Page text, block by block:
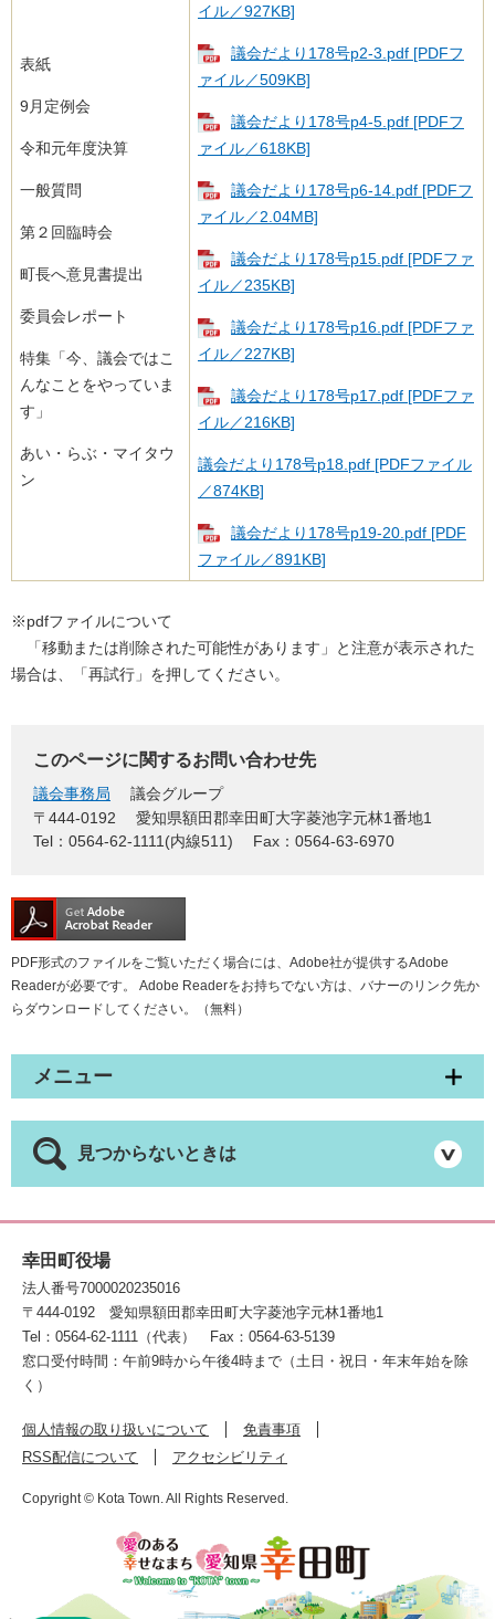
表紙
9月定例会
令和元年度決算
一般質問
第２回臨時会
町長へ意見書提出
委員会レポート
特集「今、議会ではこ
んなことをやっていま
す」
あい・らぶ・マイタウ
ン
イル／927KB]
議会だより178号p2-3.pdf [PDFフ
ァイル／509KB]
議会だより178号p4-5.pdf [PDFフ
ァイル／618KB]
議会だより178号p6-14.pdf [PDFフ
ァイル／2.04MB]
議会だより178号p15.pdf [PDFファ
イル／235KB]
議会だより178号p16.pdf [PDFファ
イル／227KB]
議会だより178号p17.pdf [PDFファ
イル／216KB]
議会だより178号p18.pdf [PDFファイル
／874KB]
議会だより178号p19-20.pdf [PDF
ファイル／891KB]
※pdfファイルについて
「移動または削除された可能性があります」と注意が表示された
場合は、「再試行」を押してください。
このページに関するお問い合わせ先
議会事務局
議会グループ
〒444-0192
愛知県額田郡幸田町大字菱池字元林1番地1
Tel：0564-62-1111(内線511)
Fax：0564-63-6970
PDF形式のファイルをご覧いただく場合には、Adobe社が提供するAdobe
Readerが必要です。
Adobe Readerをお持ちでない方は、バナーのリンク先か
らダウンロードしてください。（無料）
メニュー
見つからないときは
幸田町役場
法人番号7000020235016
〒444-0192
愛知県額田郡幸田町大字菱池字元林1番地1
Tel：0564-62-1111（代表）
Fax：0564-63-5139
窓口受付時間：午前9時から午後4時まで（土日・祝日・年末年始を除
く）
個人情報の取り扱いについて
免責事項
RSS配信について
アクセシビリティ
Copyright © Kota Town. All Rights Reserved.